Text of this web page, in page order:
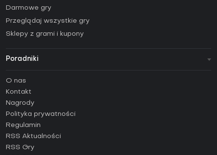
Darmowe gry
Przeglądaj wszystkie gry
Sklepy z grami i kupony
Poradniki
Poradniki
Jak aktywować klucz Steam (CD Key)?
Jak aktywować klucz Epic Games (CD Key)?
Jak aktywować klucz GOG (CD Key)?
Jak aktywować klucz Ubisoft Connect (CD Key)?
O nas
Kontakt
Nagrody
Polityka prywatności
Regulamin
RSS Aktualności
RSS Gry